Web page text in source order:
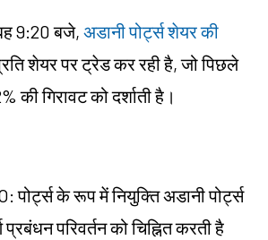
9:20 बजे, अडानी पोर्ट्स शेयर की
शेयर पर ट्रेड कर रही है, जो पिछले
की गिरावट को दर्शाती है।
पोर्ट्स के रूप में नियुक्ति अडानी पोर्ट्स
परिवर्तन को चिह्नित करती है